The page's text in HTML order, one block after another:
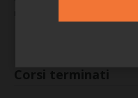
Corsi terminati